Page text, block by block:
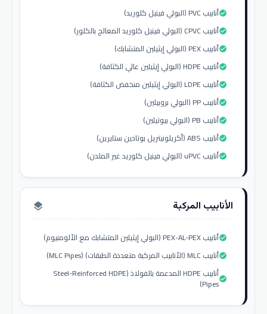
أنابيب PVC (البولي فينيل كلوريد)check_circle
أنابيب CPVC (البولي فينيل كلوريد المعالج بالكلور)check_circle
أنابيب PEX (البولي إيثيلين المتشابك)check_circle
أنابيب HDPE (البولي إيثيلين عالي الكثافة)check_circle
أنابيب LDPE (البولي إيثيلين منخفض الكثافة)check_circle
أنابيب PP (البولي بروبيلين)check_circle
أنابيب PB (البولي بيوتيلين)check_circle
أنابيب ABS (أكريلونيتريل بوتادين ستايرين)check_circle
أنابيب uPVC (البولي فينيل كلوريد غير الملدن)check_circle
الأنابيب المركبة layers
أنابيب PEX-AL-PEX (البولي إيثيلين المتشابك مع الألومنيوم)check_circle
أنابيب MLC (الأنابيب المركبة متعددة الطبقات) (MLC Pipes)check_circle
أنابيب HDPE المدعمة بالفولاذ (Steel-Reinforced HDPE
Pipes)check_circle